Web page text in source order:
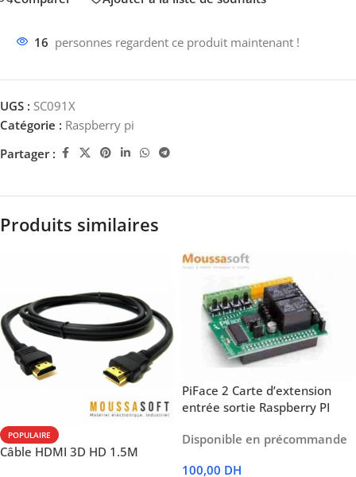
16 personnes regardent ce produit maintenant !
UGS : SC091X
Catégorie : Raspberry pi
Partager :
Produits similaires
POPULAIRE
Câble HDMI 3D HD 1.5M
PiFace 2 Carte d’extension
entrée sortie Raspberry PI
Disponible en précommande
100,00 DH